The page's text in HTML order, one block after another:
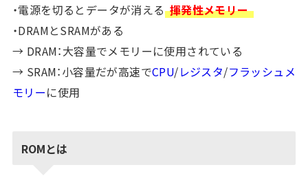
・電源を切るとデータが消える 揮発性メモリー
・DRAMとSRAMがある
→ DRAM：大容量でメモリーに使用されている
→ SRAM：小容量だが高速でCPU/レジスタ/フラッシュメ
モリーに使用
ROMとは